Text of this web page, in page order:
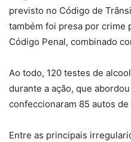
previsto no Código de
também foi presa por crime
Código Penal, combinado
Ao todo, 120 testes de
durante a ação, que
confeccionaram 85 autos de
Entre as principais